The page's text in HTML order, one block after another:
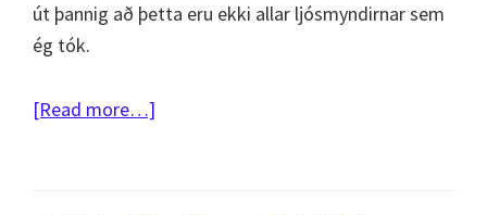
út þannig að þetta eru ekki allar ljósmyndirnar sem
ég tók.
[Read more…]